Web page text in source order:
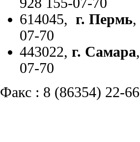
614045, г. Пермь,
07-70
443022, г. Самара
07-70
Факс : 8 (86354) 22-